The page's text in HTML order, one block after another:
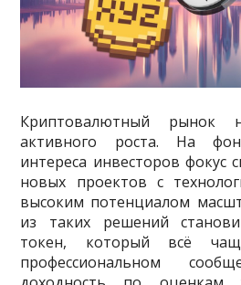
Криптовалютный рынок
активного роста. На
интереса инвесторов фокус
новых проектов с
высоким потенциалом
из таких решений
токен, который всё
профессиональном